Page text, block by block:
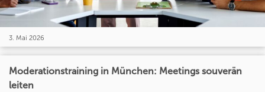
3. Mai 2026
Moderationstraining in München: Meetings souverän
leiten